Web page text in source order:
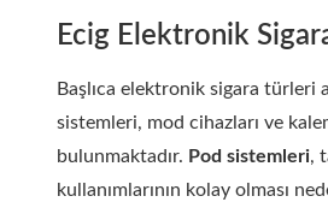
Ecig Elektronik
Başlıca elektronik sigara türleri
sistemleri, mod cihazları ve
bulunmaktadır. Pod sistemleri,
kullanımlarının kolay olması